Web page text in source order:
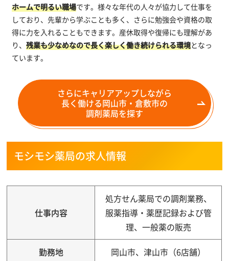
ホームで明るい職場です。様々な年代の人々が協力して仕事を
しており、先輩から学ぶことも多く、さらに勉強会や資格の取
得に力を入れることもできます。産休取得や復帰にも理解があ
り、残業も少なめなので長く楽しく働き続けられる環境となっ
ています。
さらにキャリアアップしながら
長く働ける岡山市・倉敷市の
調剤薬局を探す
モシモシ薬局の求人情報
仕事内容
処方せん薬局での調剤業務、
服薬指導・薬歴記録および管
理、一般薬の販売
勤務地 岡山市、津山市（6店舗）